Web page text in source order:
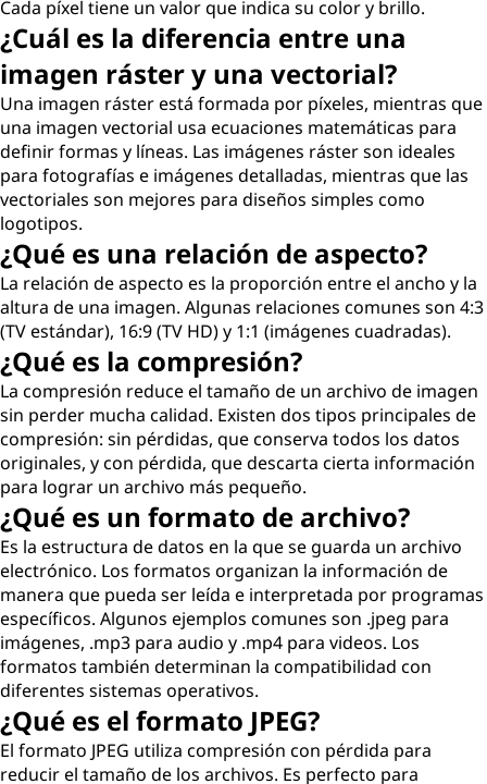
Cada píxel tiene un valor que indica su color y brillo.
¿Cuál es la diferencia entre una
imagen ráster y una vectorial?
Una imagen ráster está formada por píxeles, mientras que
una imagen vectorial usa ecuaciones matemáticas para
definir formas y líneas. Las imágenes ráster son ideales
para fotografías e imágenes detalladas, mientras que las
vectoriales son mejores para diseños simples como
logotipos.
¿Qué es una relación de aspecto?
La relación de aspecto es la proporción entre el ancho y la
altura de una imagen. Algunas relaciones comunes son 4:3
(TV estándar), 16:9 (TV HD) y 1:1 (imágenes cuadradas).
¿Qué es la compresión?
La compresión reduce el tamaño de un archivo de imagen
sin perder mucha calidad. Existen dos tipos principales de
compresión: sin pérdidas, que conserva todos los datos
originales, y con pérdida, que descarta cierta información
para lograr un archivo más pequeño.
¿Qué es un formato de archivo?
Es la estructura de datos en la que se guarda un archivo
electrónico. Los formatos organizan la información de
manera que pueda ser leída e interpretada por programas
específicos. Algunos ejemplos comunes son .jpeg para
imágenes, .mp3 para audio y .mp4 para videos. Los
formatos también determinan la compatibilidad con
diferentes sistemas operativos.
¿Qué es el formato JPEG?
El formato JPEG utiliza compresión con pérdida para
reducir el tamaño de los archivos. Es perfecto para